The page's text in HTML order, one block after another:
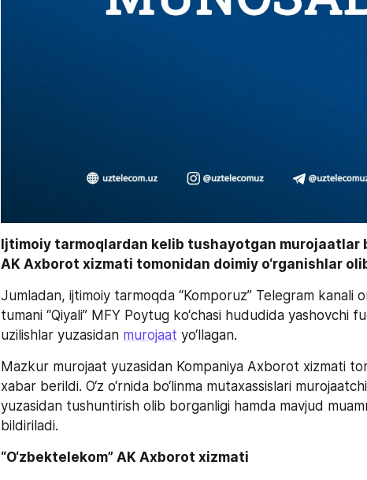
Ijtimoiy tarmoqlardan kelib tushayotgan murojaatlar
AK Axborot xizmati tomonidan doimiy o‘rganishlar
Jumladan, ijtimoiy tarmoqda “Komporuz” Telegram kanali
tumani “Qiyali” MFY Poytug ko‘chasi hududida yashovchi
uzilishlar yuzasidan murojaat yo‘llagan.
Mazkur murojaat yuzasidan Kompaniya Axborot xizmati
xabar berildi. O‘z o‘rnida bo‘linma mutaxassislari
yuzasidan tushuntirish olib borganligi hamda mavjud
bildiriladi.
“O‘zbektelekom” AK Axborot xizmati